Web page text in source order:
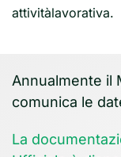
attivitàlavorativa.
Annualmente il
comunica le
La